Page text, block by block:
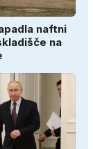
naftni
na